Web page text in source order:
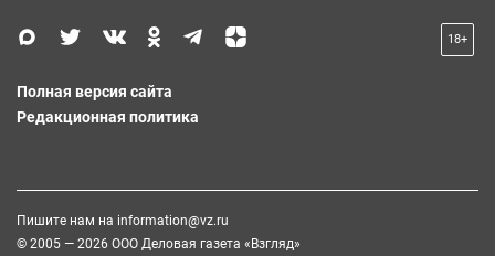
18+
Полная версия сайта
Редакционная политика
Пишите нам на information@vz.ru
© 2005 — 2026 ООО Деловая газета «Взгляд»